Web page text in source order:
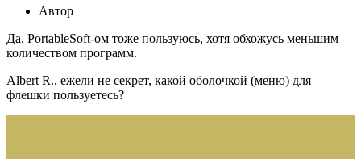
Автор
Да, PortableSoft-ом тоже пользуюсь, хотя обхожусь меньшим
количеством программ.
Albert R., ежели не секрет, какой оболочкой (меню) для
флешки пользуетесь?